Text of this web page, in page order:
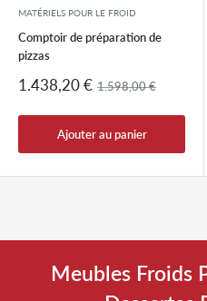
MATÉRIELS POUR LE FROID
Comptoir de préparation de
pizzas
Prix
1.438,20 € Prix
normal
1.598,00 €
Ajouter au panier
Meubles Froids